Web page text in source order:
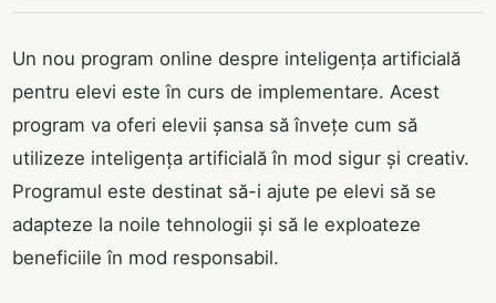
Un nou program online despre inteligența artificială
pentru elevi este în curs de implementare. Acest
program va oferi elevii șansa să învețe cum să
utilizeze inteligența artificială în mod sigur și creativ.
Programul este destinat să-i ajute pe elevi să se
adapteze la noile tehnologii și să le exploateze
beneficiile în mod responsabil.